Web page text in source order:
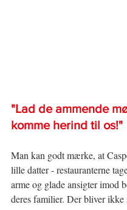
"Lad de ammende
komme herind til os!"
Man kan godt mærke, at
lille datter - restauranterne
arme og glade ansigter imod
deres familier. Der bliver